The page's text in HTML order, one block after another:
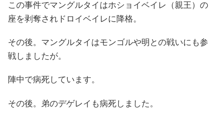
この事件でマングルタイはホショイベイレ（親王）の
座を剥奪されドロイベイレに降格。
その後。マングルタイはモンゴルや明との戦いにも参
戦しましたが。
陣中で病死しています。
その後。弟のデゲレイも病死しました。